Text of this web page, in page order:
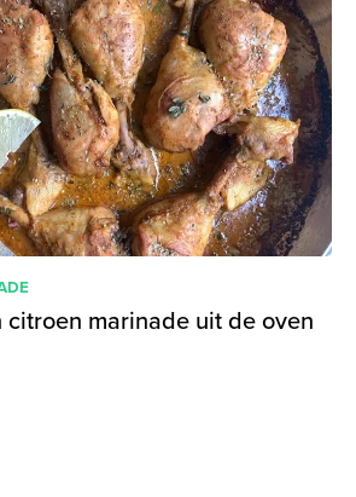
marinade uit de oven